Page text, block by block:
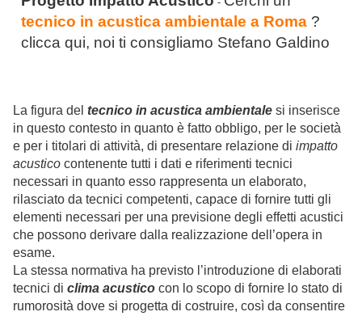
tecnico in acustica ambientale a Roma ?
clicca qui, noi ti consigliamo Stefano Galdino
La figura del tecnico in acustica ambientale si inserisce
in questo contesto in quanto è fatto obbligo, per le società
e per i titolari di attività, di presentare relazione di impatto
acustico contenente tutti i dati e riferimenti tecnici
necessari in quanto esso rappresenta un elaborato,
rilasciato da tecnici competenti, capace di fornire tutti gli
elementi necessari per una previsione degli effetti acustici
che possono derivare dalla realizzazione dell’opera in
esame.
La stessa normativa ha previsto l’introduzione di elaborati
tecnici di clima acustico con lo scopo di fornire lo stato di
rumorosità dove si progetta di costruire, così da consentire